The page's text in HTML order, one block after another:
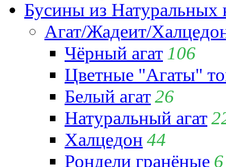
Бусины из Натуральных
Агат/Жадеит/
Чёрный агат 106
Цветные "Агаты"
Белый агат26
Натуральный агат
Халцедон 44
Рондели гранёные 6